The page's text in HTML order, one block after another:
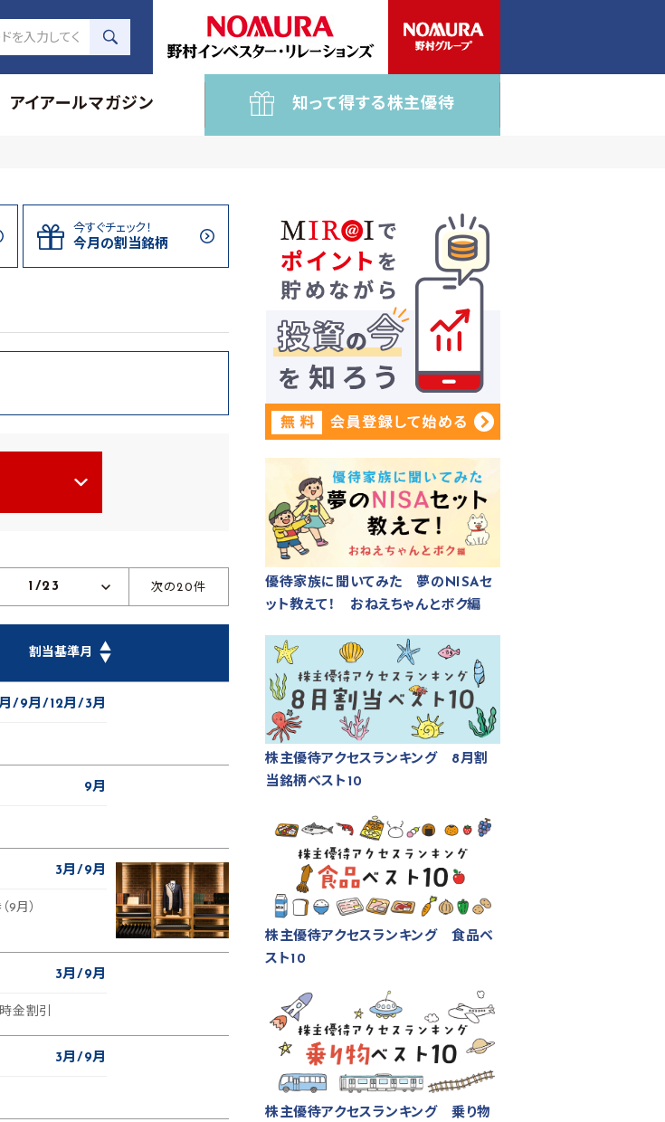
アイアールマガジン 知って得する株主優待
今すぐチェック！
今月の割当銘柄
1/23 次の20件
▲
割当基準月 ▼
9月 12月 3月
9月
3月 9月
月）
3月 9月
金割引
3月 9月
優待家族に聞いてみた 夢のNISAセ
ット教えて！ おねえちゃんとボク編
株主優待アクセスランキング 8月割
当銘柄ベスト10
株主優待アクセスランキング 食品ベ
スト10
株主優待アクセスランキング 乗り物